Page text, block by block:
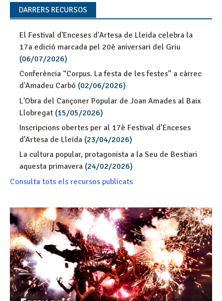
DARRERS RECURSOS
El Festival d'Enceses d'Artesa de Lleida celebra la
17a edició marcada pel 20è aniversari del Griu
(06/07/2026)
Conferència “Corpus. La festa de les festes” a càrrec
d'Amadeu Carbó (02/06/2026)
L'Obra del Cançoner Popular de Joan Amades al Baix
Llobregat (15/05/2026)
Inscripcions obertes per al 17è Festival d’Enceses
d’Artesa de Lleida (23/04/2026)
La cultura popular, protagonista a la Seu de Bestiari
aquesta primavera (24/02/2026)
Consulta tots els recursos publicats